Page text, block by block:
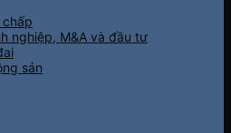
chấp
nghiệp, M&A và đầu tư
sản